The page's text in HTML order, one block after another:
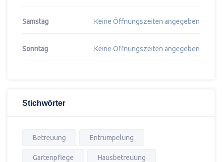
Samstag Keine Öffnungszeiten angegeben
Sonntag Keine Öffnungszeiten angegeben
Stichwörter
Betreuung Entrümpelung
Gartenpflege Hausbetreuung